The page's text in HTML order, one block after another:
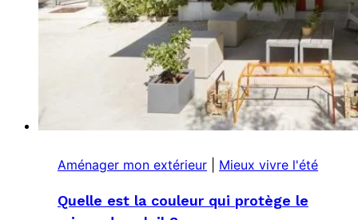
Aménager mon extérieur Mieux vivre l'été
Quelle est la couleur qui protège le